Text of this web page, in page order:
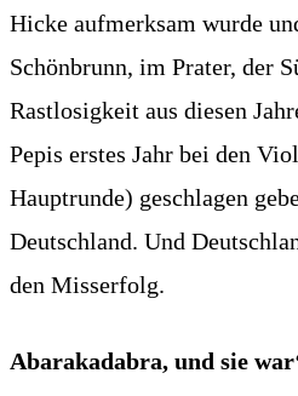
Hicke aufmerksam wurde
Schönbrunn, im Prater, der
Rastlosigkeit aus diesen
Pepis erstes Jahr bei den
Hauptrunde) geschlagen
Deutschland. Und
den Misserfolg.
Abarakadabra, und sie